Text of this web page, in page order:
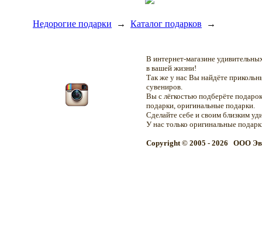
Недорогие подарки → Каталог подарков →
В интернет-магазине
в вашей жизни!
Так же у нас Вы найдёте
сувениров.
Вы с лёгкостью подберёте
подарки, оригинальные подарки.
Сделайте себе и своим близким
У нас только оригинальные
Copyright © 2005 - 2026 OOO